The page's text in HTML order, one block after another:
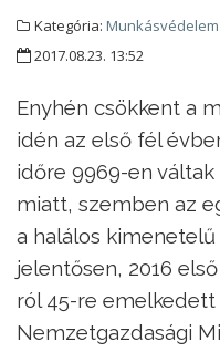
Kategória: Munkásvédelem
2017.08.23. 13:52
Enyhén csökkent a
idén az első fél
időre 9969-en
miatt, szemben az
a halálos
jelentősen, 2016
ról 45-re emelkedett
Nemzetgazdasági